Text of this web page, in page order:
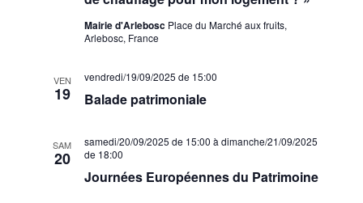
Mairie d'Arlebosc Place du Marché aux fruits,
Arlebosc, France
VEN
19 Balade patrimoniale
vendredi/19/09/2025 de 15:00
SAM
20
Journées Européennes du Patrimoine
samedi/20/09/2025 de 15:00 à dimanche/21/09/2025
de 18:00